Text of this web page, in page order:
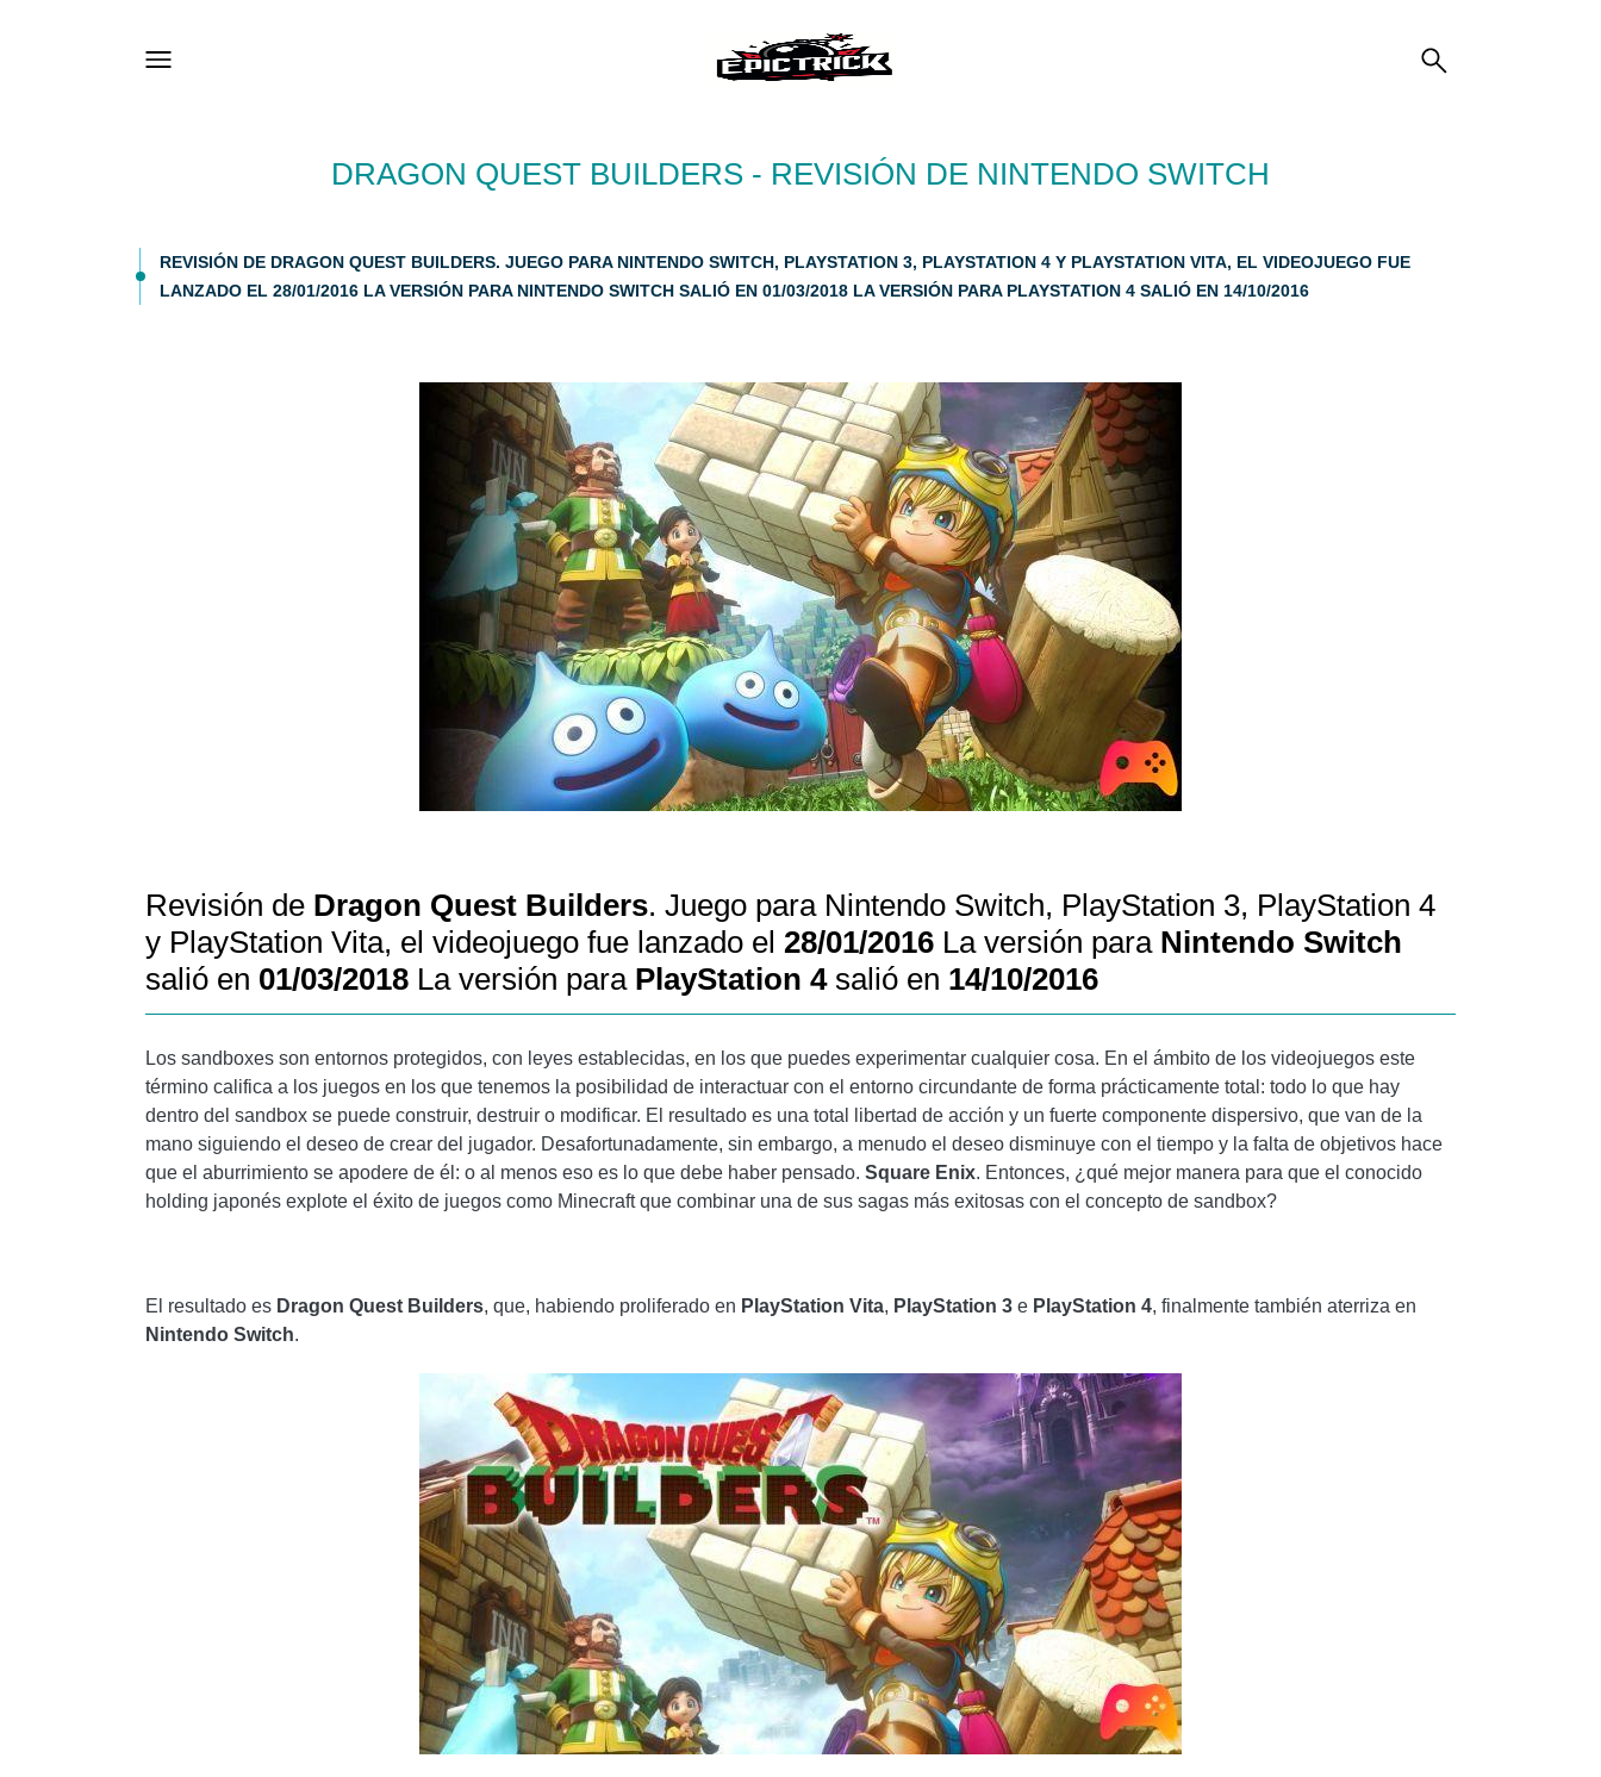
DRAGON QUEST BUILDERS - REVISIÓN DE NINTENDO SWITCH
REVISIÓN DE DRAGON QUEST BUILDERS. JUEGO PARA NINTENDO SWITCH, PLAYSTATION 3, PLAYSTATION 4 Y PLAYSTATION VITA, EL VIDEOJUEGO FUE
LANZADO EL 28/01/2016 LA VERSIÓN PARA NINTENDO SWITCH SALIÓ EN 01/03/2018 LA VERSIÓN PARA PLAYSTATION 4 SALIÓ EN 14/10/2016
Revisión de Dragon Quest Builders. Juego para Nintendo Switch, PlayStation 3, PlayStation 4
y PlayStation Vita, el videojuego fue lanzado el 28/01/2016 La versión para Nintendo Switch
salió en 01/03/2018 La versión para PlayStation 4salió en 14/10/2016
Los sandboxes son entornos protegidos, con leyes establecidas, en los que puedes experimentar cualquier cosa. En el ámbito de los videojuegos este
término califica a los juegos en los que tenemos la posibilidad de interactuar con el entorno circundante de forma prácticamente total: todo lo que hay
dentro del sandbox se puede construir, destruir o modificar. El resultado es una total libertad de acción y un fuerte componente dispersivo, que van de la
mano siguiendo el deseo de crear del jugador. Desafortunadamente, sin embargo, a menudo el deseo disminuye con el tiempo y la falta de objetivos hace
que el aburrimiento se apodere de él: o al menos eso es lo que debe haber pensado. Square Enix. Entonces, ¿qué mejor manera para que el conocido
holding japonés explote el éxito de juegos como Minecraft que combinar una de sus sagas más exitosas con el concepto de sandbox?
El resultado es Dragon Quest Builders, que, habiendo proliferado en PlayStation Vita, PlayStation 3 e PlayStation 4, finalmente también aterriza en
Nintendo Switch.